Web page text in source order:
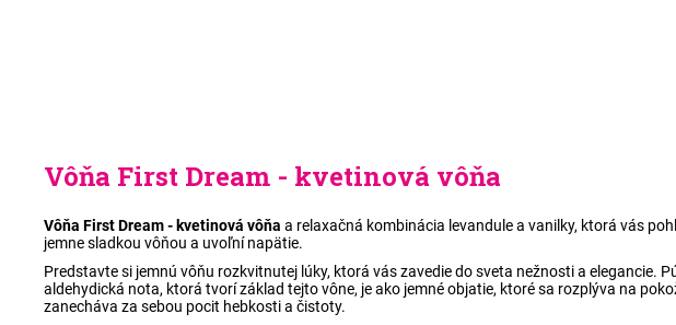
Vôňa First Dream - kvetinová vôňa
Vôňa First Dream - kvetinová vôňa a relaxačná kombinácia levandule a vanilky, ktorá vás
jemne sladkou vôňou a uvoľní napätie.
Predstavte si jemnú vôňu rozkvitnutej lúky, ktorá vás zavedie do sveta nežnosti a elegancie.
aldehydická nota, ktorá tvorí základ tejto vône, je ako jemné objatie, ktoré sa rozplýva na
zanecháva za sebou pocit hebkosti a čistoty.